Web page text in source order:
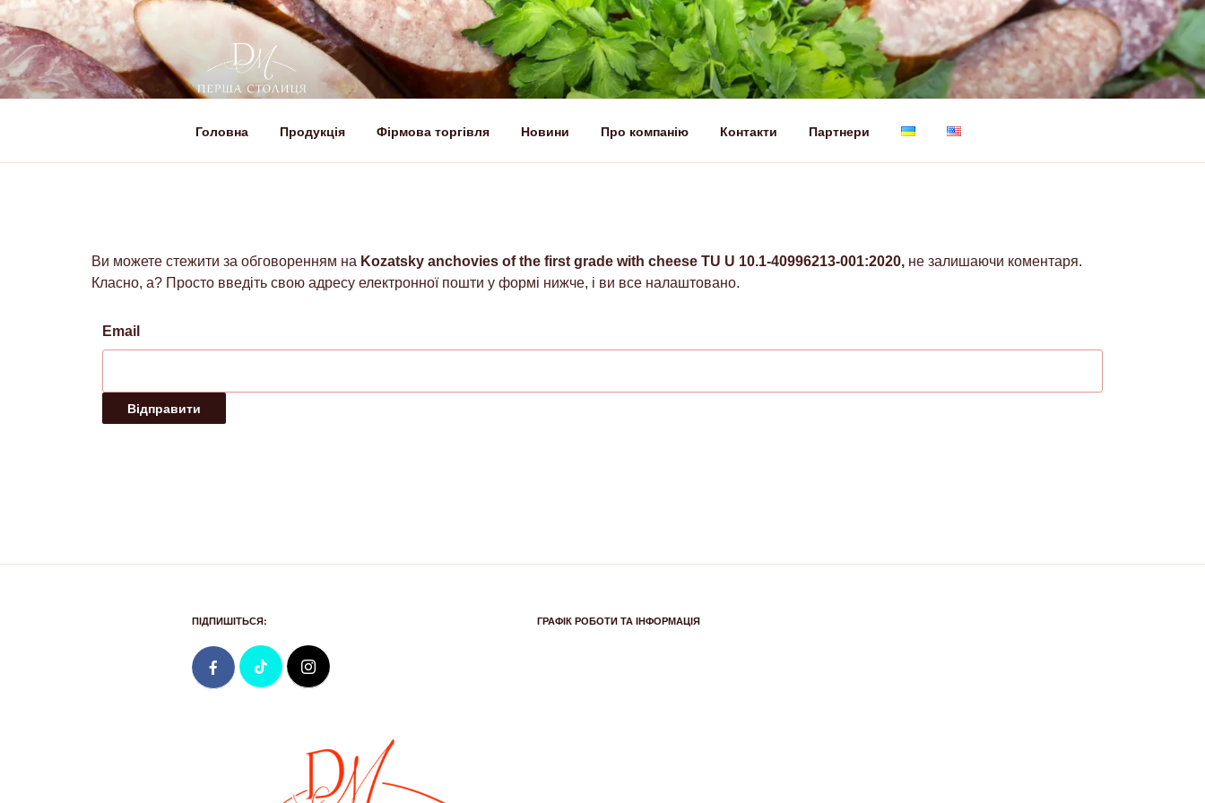
ДЕРГАЧІВСЬКИЙ М’ЯСОКОМБІНАТ – ПЕРША
Створюємо смачні м'ясні продукти
Головна Продукція Фірмова торгівля Новини Про компанію Контакти Партнери
Ви можете стежити за обговоренням на Kozatsky anchovies of the first grade with cheese TU U 10.1-40996213-001:2020, не залишаючи коментаря.
Класно, а? Просто введіть свою адресу електронної пошти у формі нижче, і ви все налаштовано.
Email
ПІДПИШІТЬСЯ: ГРАФІК РОБОТИ ТА ІНФОРМАЦІЯ